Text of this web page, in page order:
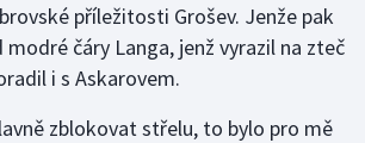
příležitosti Grošev. Jenže pak
čáry Langa, jenž vyrazil na zteč
i s Askarovem.
zblokovat střelu, to bylo pro mě